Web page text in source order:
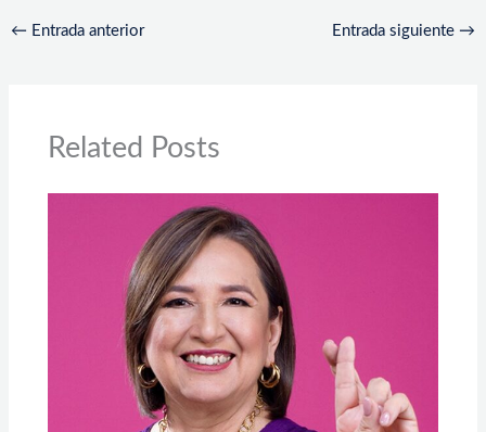
← Entrada anterior Entrada siguiente →
Related Posts